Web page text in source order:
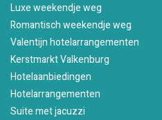
Luxe weekendje weg
Romantisch weekendje weg
Valentijn hotelarrangementen
Kerstmarkt Valkenburg
Hotelaanbiedingen
Hotelarrangementen
Suite met jacuzzi